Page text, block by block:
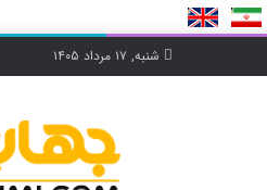
شنبه, ۱۷ مرداد ۱۴۰۵